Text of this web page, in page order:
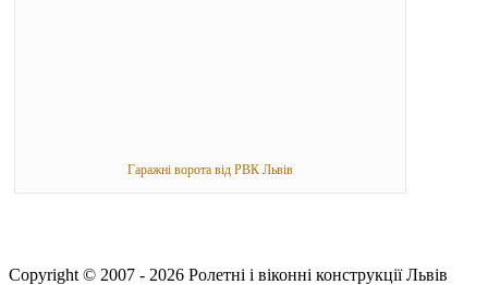
Гаражні ворота від РВК Львів
Copyright © 2007 - 2026 Ролетні і віконні конструкції Львів